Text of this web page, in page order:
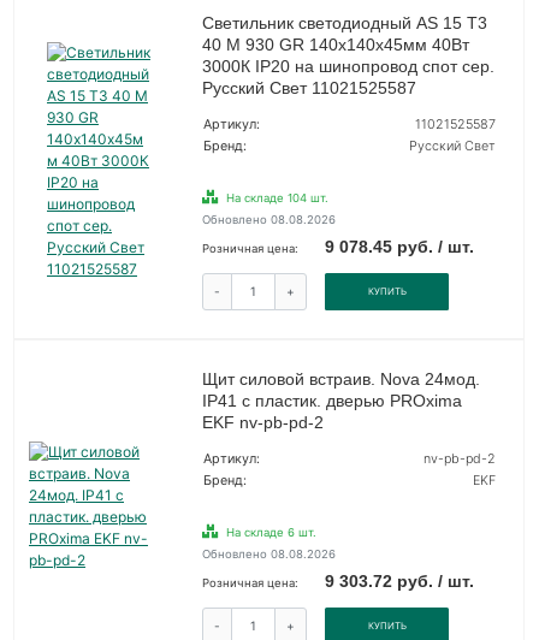
Светильник светодиодный AS 15 T3
40 M 930 GR 140х140х45мм 40Вт
3000К IP20 на шинопровод спот сер.
Русский Свет 11021525587
Артикул:
11021525587
Бренд:
Русский Свет
На складе 104 шт.
Обновлено 08.08.2026
Розничная цена: 9 078.45 руб. / шт.
- + КУПИТЬ
Щит силовой встраив. Nova 24мод.
IP41 с пластик. дверью PROxima
EKF nv-pb-pd-2
Артикул:
nv-pb-pd-2
Бренд:
EKF
На складе 6 шт.
Обновлено 08.08.2026
Розничная цена: 9 303.72 руб. / шт.
- + КУПИТЬ